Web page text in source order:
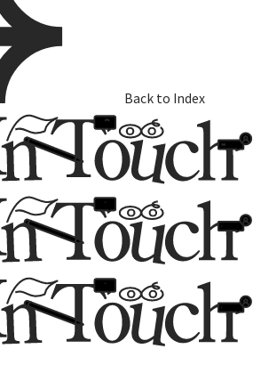
Back to Index